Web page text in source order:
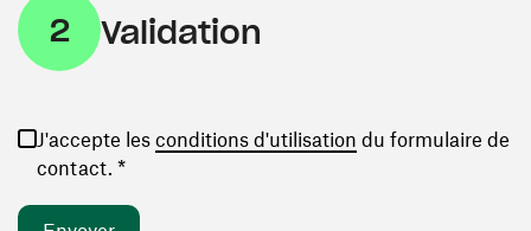
2 Validation
J'accepte les conditions d'utilisation (ouvre une
du formulaire de
contact. *